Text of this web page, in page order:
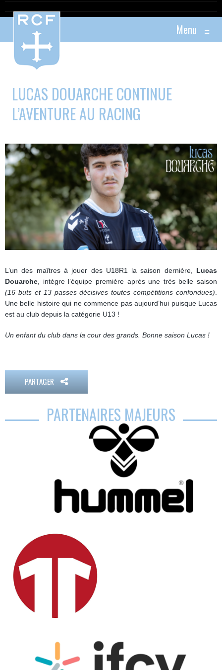
Menu ≡
LUCAS DOUARCHE CONTINUE
L’AVENTURE AU RACING
L’un des maîtres à jouer des U18R1 la saison dernière, Lucas
Douarche , intègre l’équipe première après une très belle saison
(16 buts et 13 passes décisives toutes compétitions confondues)
Une belle histoire qui ne commence pas aujourd’hui puisque Lucas
est au club depuis la catégorie U13 !
Un enfant du club dans la cour des grands. Bonne saison Lucas !
PARTAGER
PARTENAIRES MAJEURS